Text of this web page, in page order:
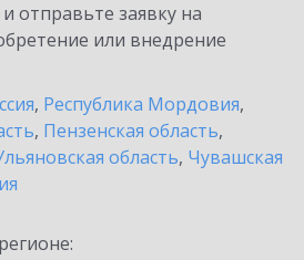
отправьте заявку на
или внедрение
, Республика Мордовия,
, Пензенская область,
область, Чувашская